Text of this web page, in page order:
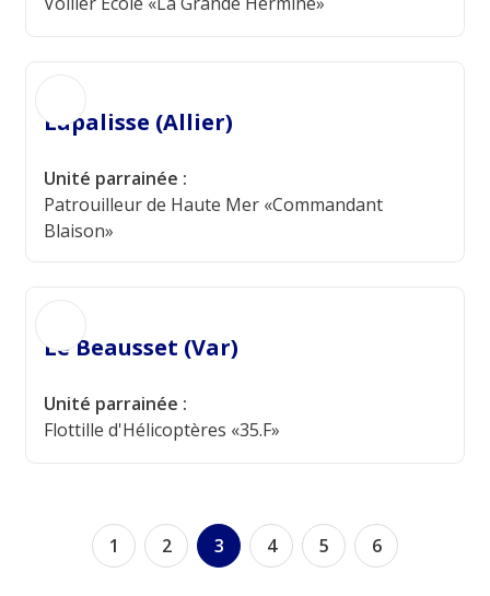
Lapalisse (Allier)
Unité parrainée :
Patrouilleur de Haute Mer «Commandant
Blaison»
Le Beausset (Var)
Unité parrainée :
Flottille d'Hélicoptères «35.F»
1 2 3 4 5 6